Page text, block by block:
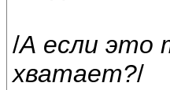
/А если это
хватает?/